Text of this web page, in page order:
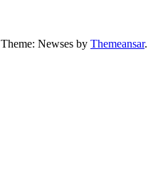
Theme: Newses by Themeansar.